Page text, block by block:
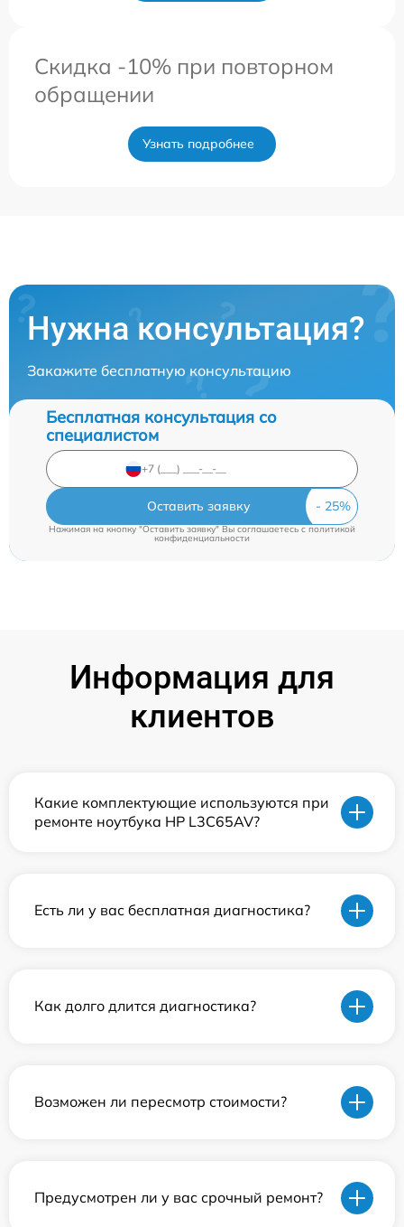
Скидка -10% при повторном
обращении
Узнать подробнее
Нужна консультация?
Закажите бесплатную консультацию
Бесплатная консультация со
специалистом
Оставить заявку
Нажимая на кнопку "Оставить заявку" Вы соглашаетесь cполитикой
конфиденциальности
Информация для
клиентов
Какие комплектующие используются при
ремонте ноутбука HP L3C65AV?
Есть ли у вас бесплатная диагностика?
Как долго длится диагностика?
Возможен ли пересмотр стоимости?
Предусмотрен ли у вас срочный ремонт?